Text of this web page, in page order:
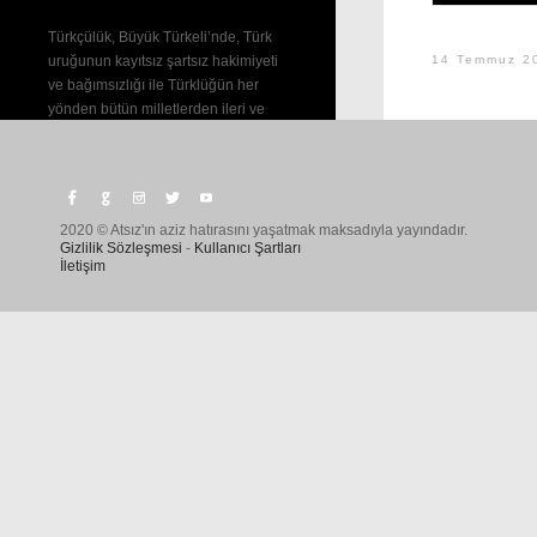
Türkçülük, Büyük Türkeli’nde, Türk
uruğunun kayıtsız şartsız hakimiyeti
ve bağımsızlığı ile Türklüğün her
yönden bütün milletlerden ileri ve
14 Temmuz
2020 © Atsız'ın aziz hatırasını yaşatmak maksadıyla yayındadır.
Gizlilik Sözleşmesi - Kullanıcı Şartları
İletişim